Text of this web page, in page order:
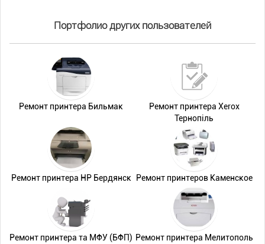
Портфолио других пользователей
Ремонт принтера Бильмак
Ремонт принтера Xerox
Тернопіль
Ремонт принтера HP Бердянск Ремонт принтеров Каменское
Ремонт принтера та МФУ (БФП) Ремонт принтера Мелитополь